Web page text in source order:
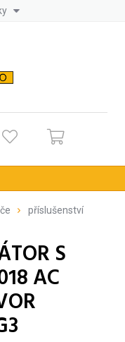
příslušenství
S
AC